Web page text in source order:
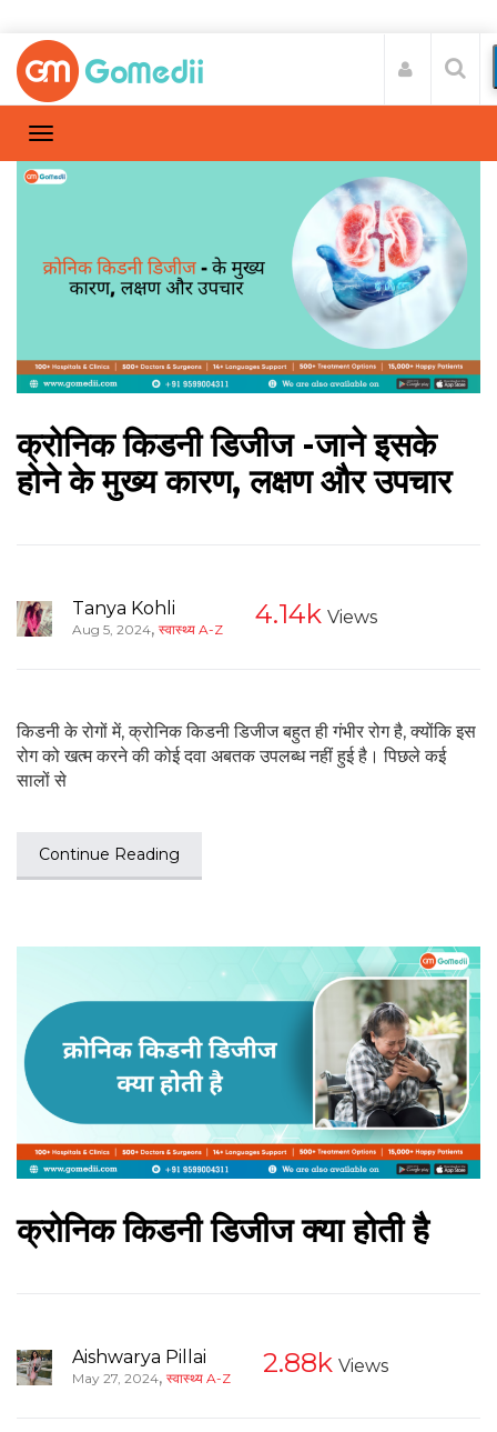
क्रोनिक किडनी डिजीज -जाने इसके
होने के मुख्य कारण, लक्षण और उपचार
Tanya Kohli
Aug 5, 2024, स्वास्थ्य A-Z 4.14k Views
किडनी के रोगों में, क्रोनिक किडनी डिजीज बहुत ही गंभीर रोग है, क्योंकि इस
रोग को खत्म करने की कोई दवा अबतक उपलब्ध नहीं हुई है। पिछले कई
सालों से
Continue Reading
क्रोनिक किडनी डिजीज क्या होती है
Aishwarya Pillai
May 27, 2024, स्वास्थ्य A-Z 2.88k Views